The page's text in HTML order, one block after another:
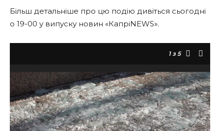
Більш детальніше про цю подію дивіться сьогодні
о 19-00 у випуску новин «КапріNEWS».
1з 5